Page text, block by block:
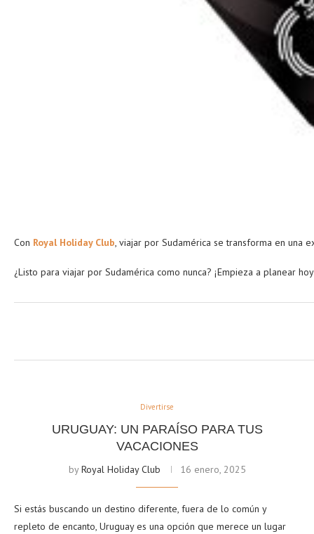
Con Royal Holiday Club, viajar por Sudamérica se transforma en una
¿Listo para viajar por Sudamérica como nunca? ¡Empieza a planear
Divertirse
URUGUAY: UN PARAÍSO PARA TUS
VACACIONES
byRoyal Holiday Club 16 enero, 2025
Si estás buscando un destino diferente, fuera de lo común y
repleto de encanto, Uruguay es una opción que merece un lugar